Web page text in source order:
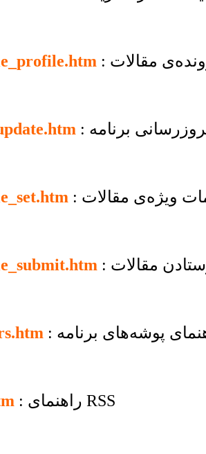
مقالات
برنامه
ویژه‌ی مقالات
مقالات
پوشه‌های برنامه
: راهنمای RSS